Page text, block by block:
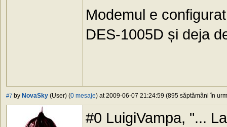
Modemul e
DES-1005D și deja
#7 by NovaSky (User) (0 mesaje) at 2009-06-07 21:24:59 (895 săptămâni în
#0 LuigiVampa, "...